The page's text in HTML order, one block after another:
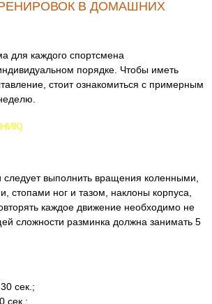
В ДОМАШНИХ
для каждого спортсмена
порядке. Чтобы иметь
стоит ознакомиться с примерным
следует выполнить вращения коленными,
стопами ног и тазом, наклоны корпуса,
каждое движение необходимо не
сложности разминка должна занимать 5
сек.;
сек.;